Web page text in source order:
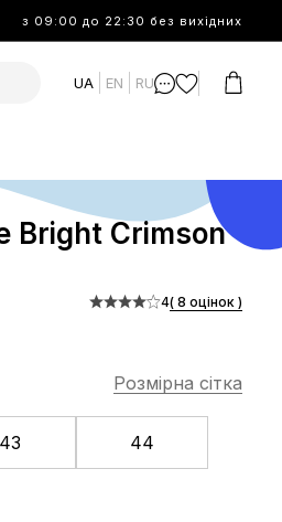
з 09:00 до 22:30 без вихідних
UA EN RU
Bright Crimson
4( 8 оцінок )
Розмірна сітка
43 44